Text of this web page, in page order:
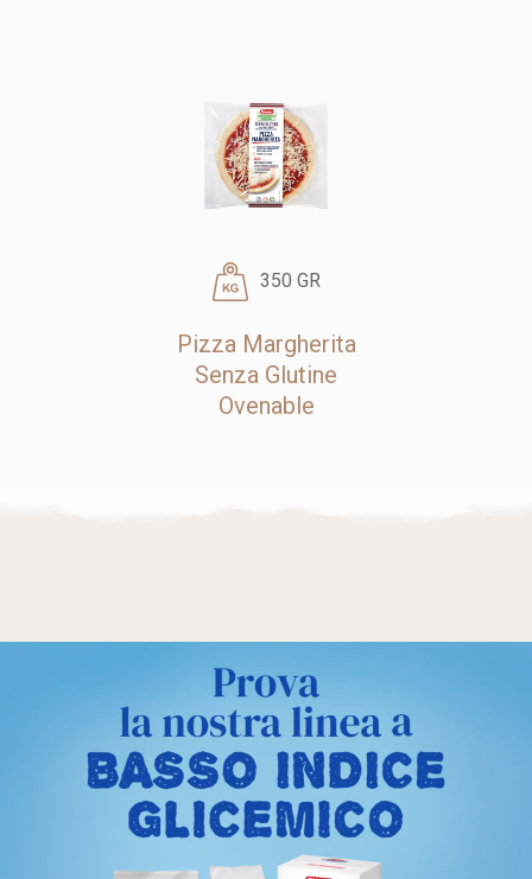
350 GR
Pizza Margherita
Senza Glutine
Ovenable